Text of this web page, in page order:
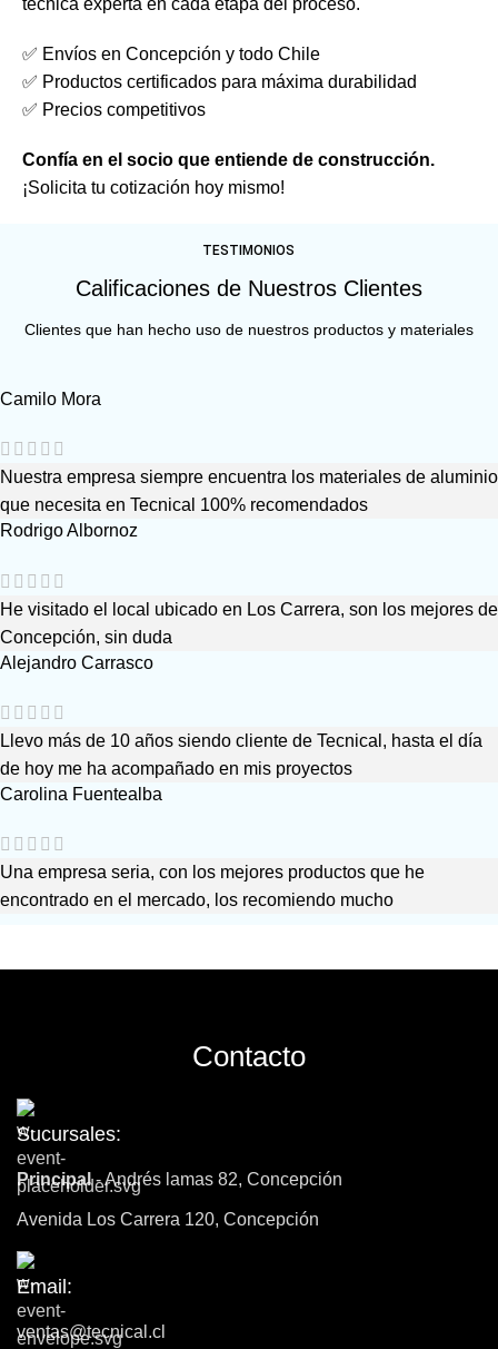
técnica experta en cada etapa del proceso.
✅ Envíos en Concepción y todo Chile
✅ Productos certificados para máxima durabilidad
✅ Precios competitivos
Confía en el socio que entiende de construcción.
¡Solicita tu cotización hoy mismo!
TESTIMONIOS
Calificaciones de Nuestros Clientes
Clientes que han hecho uso de nuestros productos y materiales
Camilo Mora
Nuestra empresa siempre encuentra los materiales de aluminio
que necesita en Tecnical 100% recomendados
Rodrigo Albornoz
He visitado el local ubicado en Los Carrera, son los mejores de
Concepción, sin duda
Alejandro Carrasco
Llevo más de 10 años siendo cliente de Tecnical, hasta el día
de hoy me ha acompañado en mis proyectos
Carolina Fuentealba
Una empresa seria, con los mejores productos que he
encontrado en el mercado, los recomiendo mucho
Contacto
Sucursales:
Principal- Andrés lamas 82, Concepción
Avenida Los Carrera 120, Concepción
Email:
ventas@tecnical.cl